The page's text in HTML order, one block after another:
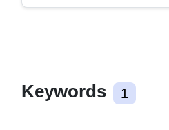
Keywords 1